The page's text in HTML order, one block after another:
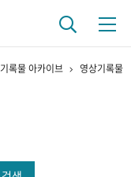
기록물 아카이브 영상기록물